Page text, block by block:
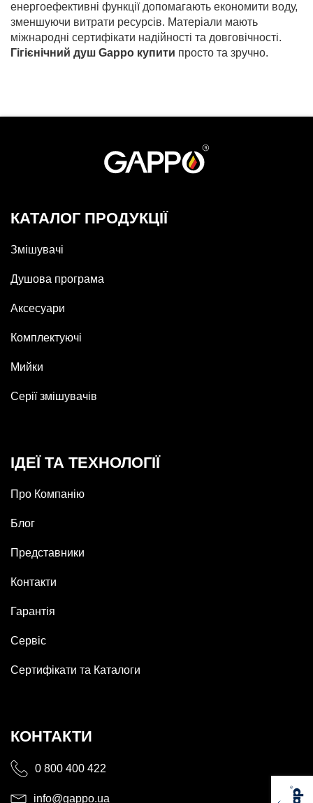
енергоефективні функції допомагають економити воду,
зменшуючи витрати ресурсів. Матеріали мають
міжнародні сертифікати надійності та довговічності.
Гігієнічний душ Gappo купити просто та зручно.
КАТАЛОГ ПРОДУКЦІЇ
Змішувачі
Душова програма
Аксесуари
Комплектуючі
Мийки
Серії змішувачів
ІДЕЇ ТА ТЕХНОЛОГІЇ
Про Компанію
Блог
Представники
Контакти
Гарантія
Сервіс
Сертифікати та Каталоги
КОНТАКТИ
0 800 400 422
info@gappo.ua